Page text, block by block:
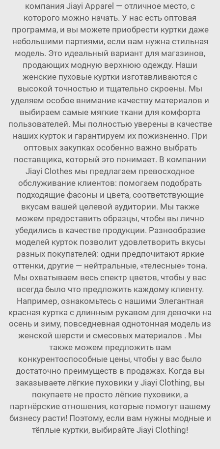
компания Jiayi Apparel — отличное место, с
которого можно начать. У нас есть оптовая
программа, и вы можете приобрести куртки даже
небольшими партиями, если вам нужна стильная
модель. Это идеальный вариант для магазинов,
продающих модную верхнюю одежду. Наши
женские пуховые куртки изготавливаются с
высокой точностью и тщательно скроены. Мы
уделяем особое внимание качеству материалов и
выбираем самые мягкие ткани для комфорта
пользователей. Мы полностью уверены в качестве
наших курток и гарантируем их пожизненно. При
оптовых закупках особенно важно выбрать
поставщика, который это понимает. В компании
Jiayi Clothes мы предлагаем превосходное
обслуживание клиентов: помогаем подобрать
подходящие фасоны и цвета, соответствующие
вкусам вашей целевой аудитории. Мы также
можем предоставить образцы, чтобы вы лично
убедились в качестве продукции. Разнообразие
моделей курток позволит удовлетворить вкусы
разных покупателей: одни предпочитают яркие
оттенки, другие — нейтральные, «телесные» тона.
Мы охватываем весь спектр цветов, чтобы у вас
всегда было что предложить каждому клиенту.
Например, ознакомьтесь с нашими Элегантная
красная куртка с длинным рукавом для девочки на
осень и зиму, повседневная однотонная модель из
женской шерсти и смесовых материалов . Мы
также можем предложить вам
конкурентоспособные цены, чтобы у вас было
достаточно преимуществ в продажах. Когда вы
заказываете лёгкие пуховики у Jiayi Clothing, вы
покупаете не просто лёгкие пуховики, а
партнёрские отношения, которые помогут вашему
бизнесу расти! Поэтому, если вам нужны модные и
тёплые куртки, выбирайте Jiayi Clothing!